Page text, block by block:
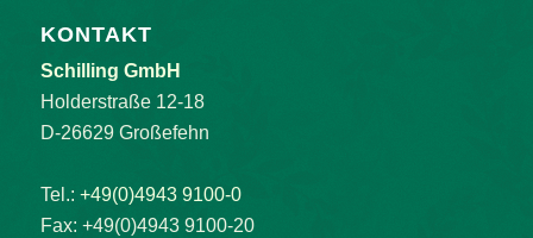
KONTAKT
Schilling GmbH
Holderstraße 12-18
D-26629 Großefehn
Tel.: +49(0)4943 9100-0
Fax: +49(0)4943 9100-20